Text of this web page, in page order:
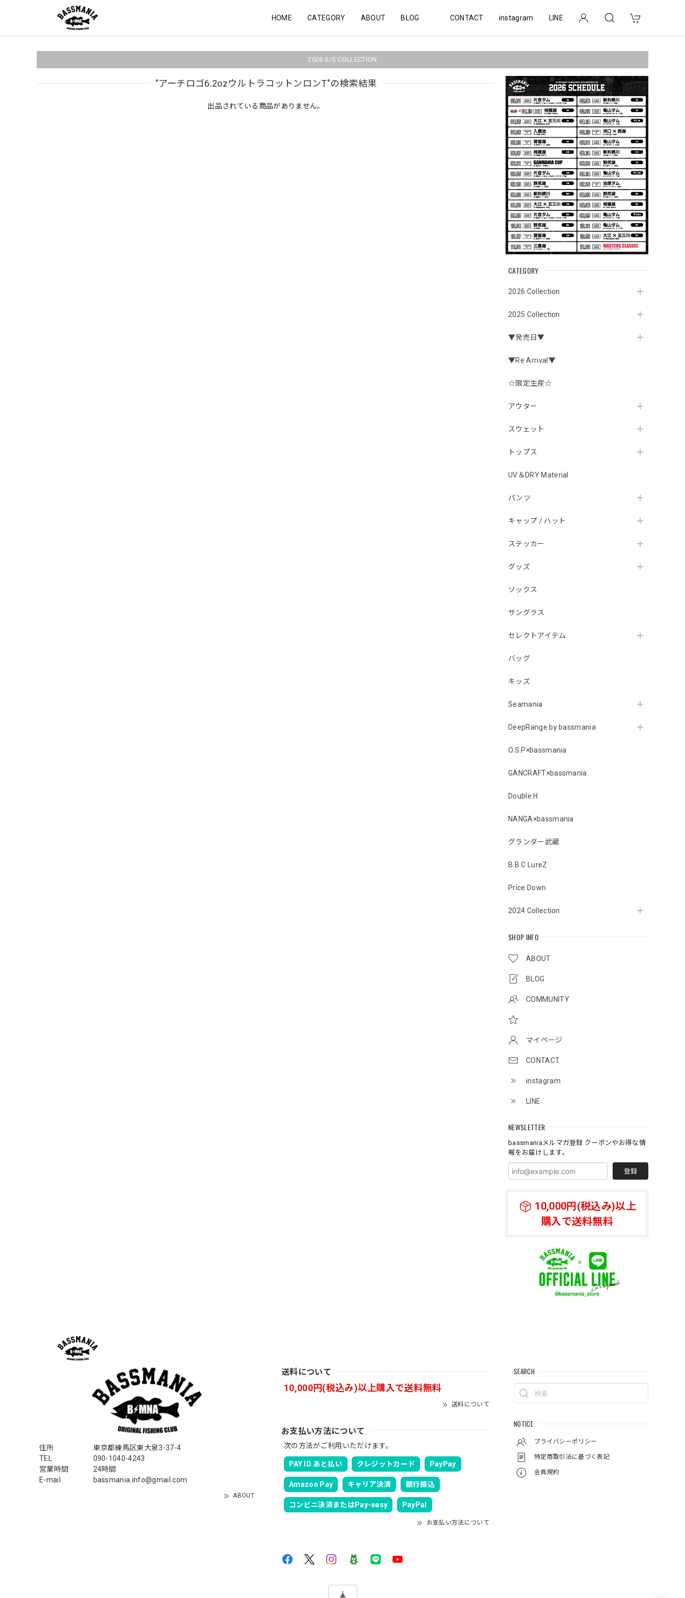
HOME CATEGORY ABOUT BLOG CONTACT instagram LINE
2026 S/S COLLECTION
CATEGORY
2026 Collection
2025 Collection
▼発売日▼
▼Re Arrival▼
☆限定生産☆
アウター
スウェット
トップス
UV＆DRY Material
パンツ
キャップ / ハット
ステッカー
グッズ
ソックス
サングラス
セレクトアイテム
バッグ
キッズ
Seamania
DeepRange by bassmania
O.S.P×bassmania
GANCRAFT×bassmania
Double.H
NANGA×bassmania
グランダー武蔵
B.B.C LureZ
Price Down
2024 Collection
SHOP INFO
ABOUT
BLOG
COMMUNITY
マイページ
CONTACT
instagram
LINE
NEWSLETTER
bassmaniaメルマガ登録 クーポンやお得な情
報をお届けします。
登録
10,000円(税込み)以上
購入で送料無料
"アーチロゴ6.2ozウルトラコットンロンT"の検索結果
出品されている商品がありません。
住所
東京都練馬区東大泉3-37-4
TEL
090-1040-4243
営業時間
24時間
E-mail
bassmania.info@gmail.com
ABOUT
送料について
10,000円(税込み)以上購入で送料無料
送料について
お支払い方法について
次の方法がご利用いただけます。
PAY ID あと払い クレジットカード PayPay
Amazon Pay キャリア決済 銀行振込
コンビニ決済またはPay-easy PayPal
お支払い方法について
SEARCH
NOTICE
プライバシーポリシー
特定商取引法に基づく表記
会員規約